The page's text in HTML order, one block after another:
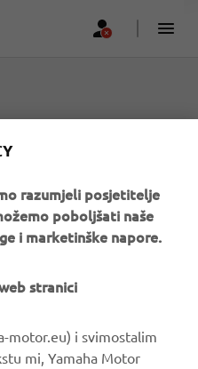
vidjeli više
razumjeli posjetitelje
poboljšati naše
i marketinške napore.
stranici
motor.eu) i svimostalim
mi, Yamaha Motor